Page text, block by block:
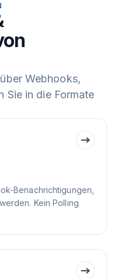
Webhooks,
Sie in die Formate
Benachrichtigungen,
Kein Polling